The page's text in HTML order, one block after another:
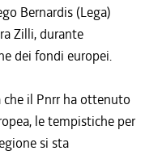
Bernardis (Lega)
Zilli, durante
dei fondi europei.
che il Pnrr ha ottenuto
le tempistiche per
si sta